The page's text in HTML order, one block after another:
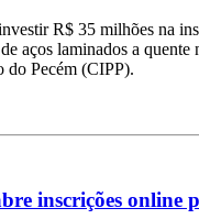
R$ 35 milhões na
aços laminados a quente
do Pecém (CIPP).
inscrições online